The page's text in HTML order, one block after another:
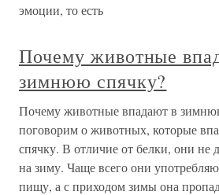
эмоции, то есть
Почему животные
зимнюю спячку?
Почему животные впадают в
поговорим о животных, которые
спячку. В отличие от белки, они не
на зиму. Чаще всего они
пищу, а с приходом зимы она